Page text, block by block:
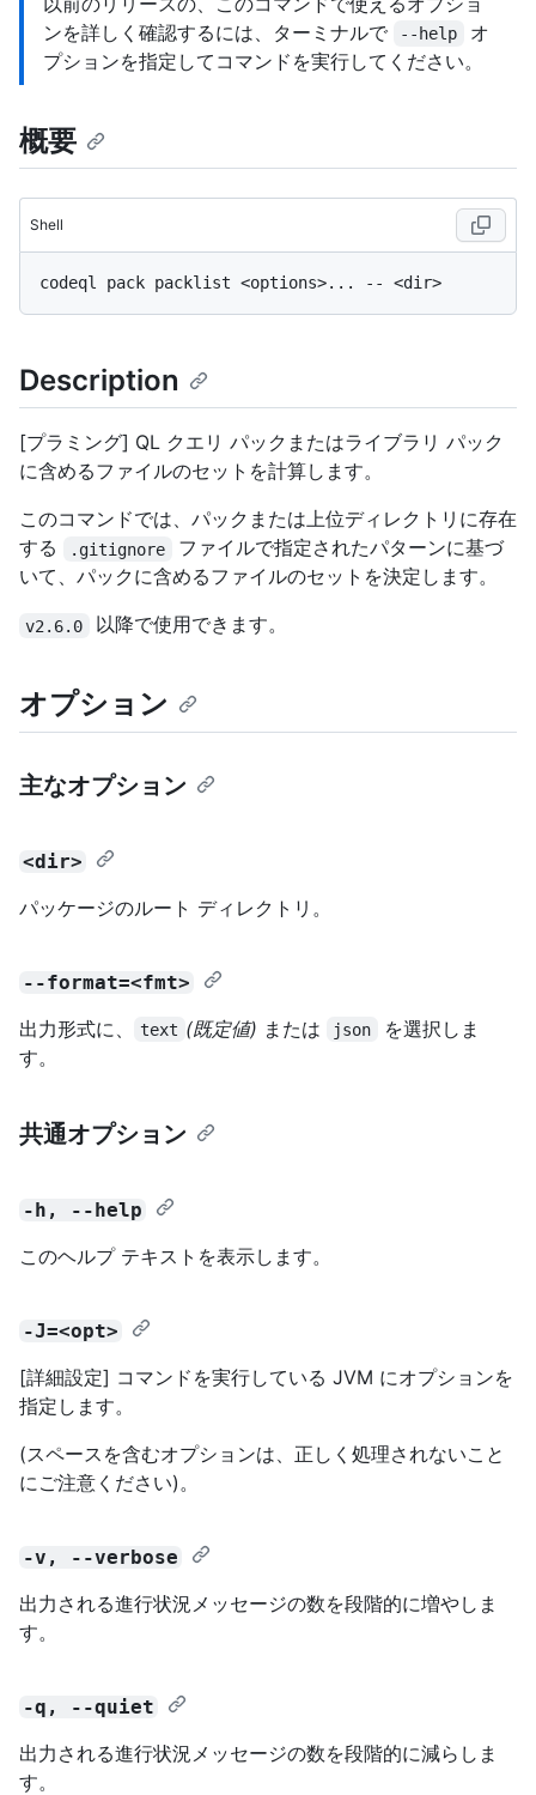
ンを詳しく確認するには、ターミナルで
--help
オ
プションを指定してコマンドを実行してください。
概要
Shell
Description
[プラミング] QL クエリ パックまたはライブラリ パック
に含めるファイルのセットを計算します。
このコマンドでは、パックまたは上位ディレクトリに存在
する
.gitignore
ファイルで指定されたパターンに基づ
いて、パックに含めるファイルのセットを決定します。
v2.6.0 以降で使用できます。
オプション
主なオプション
<dir>
パッケージのルート ディレクトリ。
--format=<fmt>
出力形式に、 text (既定値) または json
を選択しま
す。
共通オプション
-h, --help
このヘルプ テキストを表示します。
-J=<opt>
[詳細設定] コマンドを実行している JVM にオプションを
指定します。
(スペースを含むオプションは、正しく処理されないこと
にご注意ください)。
-v, --verbose
出力される進行状況メッセージの数を段階的に増やしま
す。
-q, --quiet
出力される進行状況メッセージの数を段階的に減らしま
す。